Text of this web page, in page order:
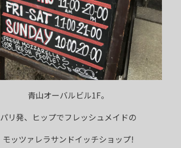
青山オーバルビル1F。
パリ発、ヒップでフレッシュメイドの
モッツァレラサンドイッチショップ!